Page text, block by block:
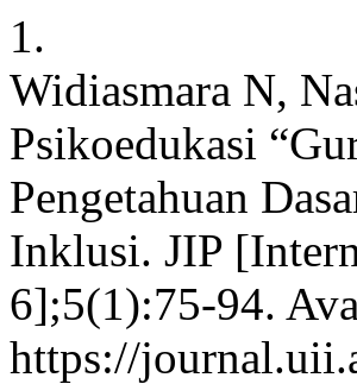
1.
Widiasmara N,
Psikoedukasi
Pengetahuan
Inklusi. JIP
6];5(1):75-94.
https://